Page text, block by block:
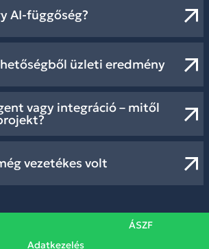
AI-függőség?
üzleti eredmény
vagy integráció – mitől
vezetékes volt
ÁSZF
Adatkezelés